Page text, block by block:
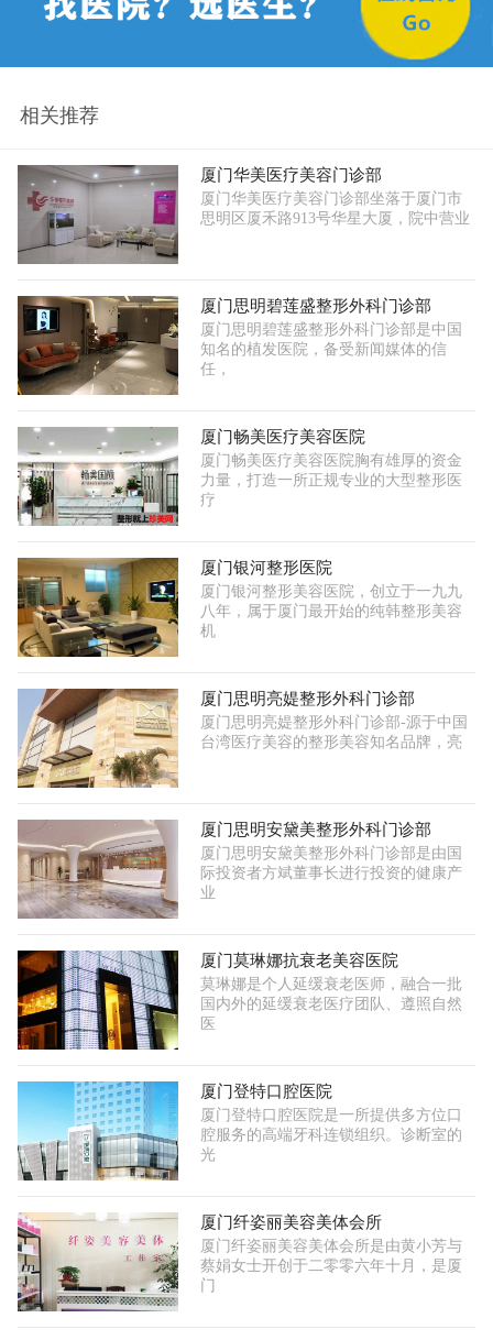
相关推荐
厦门华美医疗美容门诊部
厦门华美医疗美容门诊部坐落于厦门市
思明区厦禾路913号华星大厦，院中营业
厦门思明碧莲盛整形外科门诊部
厦门思明碧莲盛整形外科门诊部是中国
知名的植发医院，备受新闻媒体的信
任，
厦门畅美医疗美容医院
厦门畅美医疗美容医院胸有雄厚的资金
力量，打造一所正规专业的大型整形医
疗
厦门银河整形医院
厦门银河整形美容医院，创立于一九九
八年，属于厦门最开始的纯韩整形美容
机
厦门思明亮媞整形外科门诊部
厦门思明亮媞整形外科门诊部-源于中国
台湾医疗美容的整形美容知名品牌，亮
厦门思明安黛美整形外科门诊部
厦门思明安黛美整形外科门诊部是由国
际投资者方斌董事长进行投资的健康产
业
厦门莫琳娜抗衰老美容医院
莫琳娜是个人延缓衰老医师，融合一批
国内外的延缓衰老医疗团队、遵照自然
医
厦门登特口腔医院
厦门登特口腔医院是一所提供多方位口
腔服务的高端牙科连锁组织。诊断室的
光
厦门纤姿丽美容美体会所
厦门纤姿丽美容美体会所是由黄小芳与
蔡娟女士开创于二零零六年十月，是厦
门